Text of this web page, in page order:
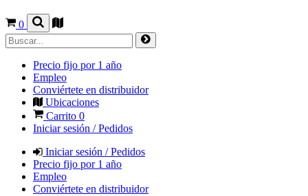
0
Precio fijo por 1 año
Empleo
Conviértete en distribuidor
Ubicaciones
Carrito 0
Iniciar sesión / Pedidos
Iniciar sesión / Pedidos
Precio fijo por 1 año
Empleo
Conviértete en distribuidor